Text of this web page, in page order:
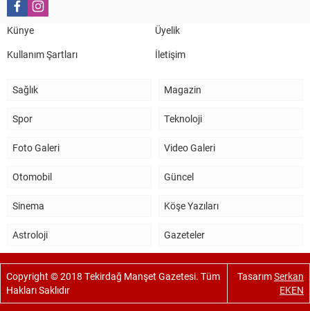
Künye
Üyelik
Kullanım Şartları
İletişim
Sağlık Magazin
Spor Teknoloji
Foto Galeri Video Galeri
Otomobil Güncel
Sinema Köşe Yazıları
Astroloji Gazeteler
Copyright © 2018 Tekirdağ Manşet Gazetesi. Tüm
Hakları Saklıdır
TasarımSerkan
EKEN